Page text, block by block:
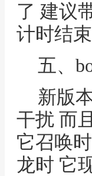
了 建议
计时结
五、
新版
干扰 而
它召唤
龙时 它